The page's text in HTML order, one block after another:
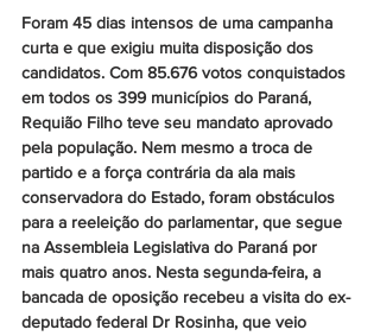
Foram 45 dias intensos de uma campanha
curta e que exigiu muita disposição dos
candidatos. Com 85.676 votos conquistados
em todos os 399 municípios do Paraná,
Requião Filho teve seu mandato aprovado
pela população. Nem mesmo a troca de
partido e a força contrária da ala mais
conservadora do Estado, foram obstáculos
para a reeleição do parlamentar, que segue
na Assembleia Legislativa do Paraná por
mais quatro anos. Nesta segunda-feira, a
bancada de oposição recebeu a visita do ex-
deputado federal Dr Rosinha, que veio